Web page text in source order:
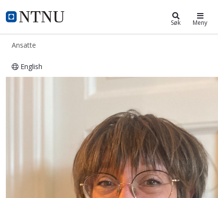
NTNU Hjemmeside
ntnu.no Søk Meny
Ansatte
English